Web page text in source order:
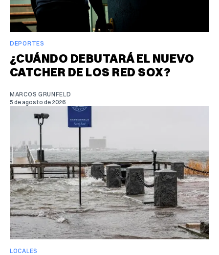
DEPORTES
¿CUÁNDO DEBUTARÁ EL NUEVO
CATCHER DE LOS RED SOX?
MARCOS GRUNFELD
5 de agosto de 2026
LOCALES